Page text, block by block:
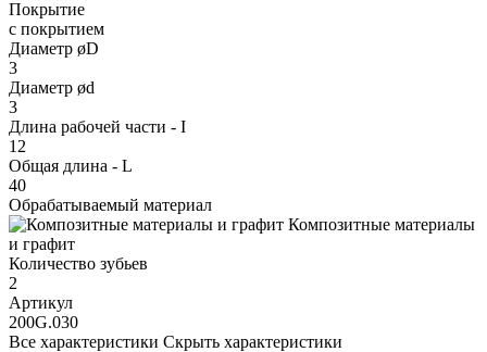
Покрытие
с покрытием
Диаметр øD
3
Диаметр ød
3
Длина рабочей части - I
12
Общая длина - L
40
Обрабатываемый материал
Композитные материалы
и графит
Количество зубьев
2
Артикул
200G.030
Все характеристики Скрыть характеристики